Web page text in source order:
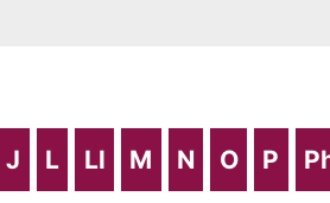
J L Ll M N O P